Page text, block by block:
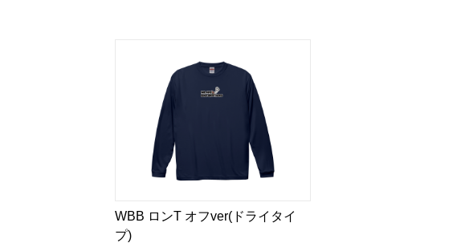
WBB ロンT オフver(ドライタイ
プ)